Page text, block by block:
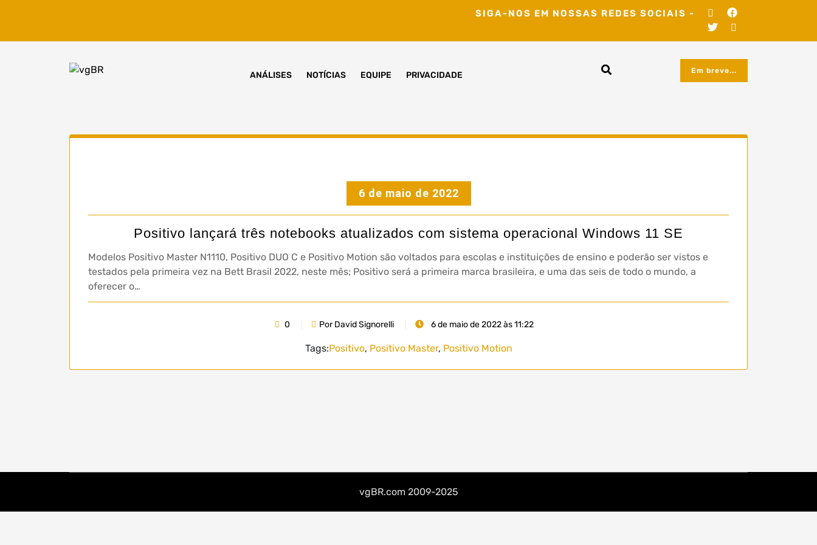
SIGA-NOS EM NOSSAS REDES SOCIAIS -
ANÁLISES NOTÍCIAS EQUIPE PRIVACIDADE Em breve...
6 de maio de 2022
Positivo lançará três notebooks atualizados com sistema operacional Windows 11 SE
Modelos Positivo Master N1110, Positivo DUO C e Positivo Motion são voltados para escolas e instituições de ensino e poderão ser vistos e
testados pela primeira vez na Bett Brasil 2022, neste mês; Positivo será a primeira marca brasileira, e uma das seis de todo o mundo, a
oferecer o…
0 Por David Signorelli 6 de maio de 2022 às 11:22
Tags:Positivo, Positivo Master, Positivo Motion
vgBR.com 2009-2025